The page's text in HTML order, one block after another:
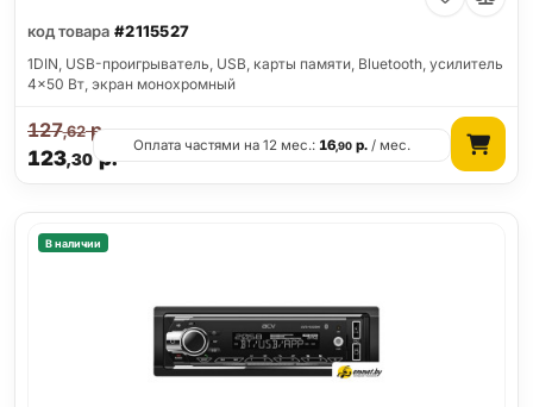
код товара #2115527
1DIN, USB-проигрыватель, USB, карты памяти, Bluetooth, усилитель
4x50 Вт, экран монохромный
123,30р.
127,62р.
Оплата частями на 12 мес.:16,90 р. / мес.
В наличии